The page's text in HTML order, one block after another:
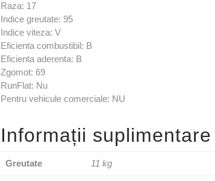
Raza: 17
Indice greutate: 95
Indice viteza: V
Eficienta combustibil: B
Eficienta aderenta: B
Zgomot: 69
RunFlat: Nu
Pentru vehicule comerciale: NU
Informații suplimentare
Greutate 11 kg